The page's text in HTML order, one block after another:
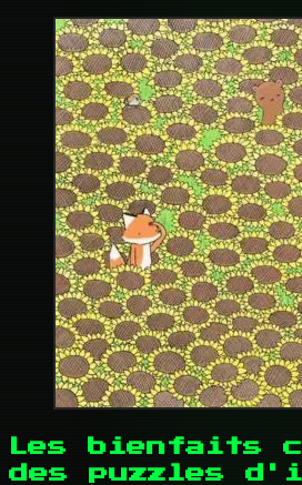
Les bienfaits
des puzzles